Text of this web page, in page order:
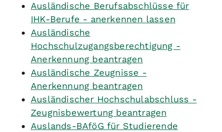
Ausländische Berufsabschlüsse für
IHK-Berufe - anerkennen lassen
Ausländische
Hochschulzugangsberechtigung -
Anerkennung beantragen
Ausländische Zeugnisse -
Anerkennung beantragen
Ausländischer Hochschulabschluss -
Zeugnisbewertung beantragen
Auslands-BAföG für Studierende